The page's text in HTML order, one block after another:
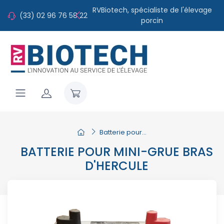
(33) 02 96 76 58 22
RVBiotech, spécialiste de l'élevage
porcin
Batterie pour...
BATTERIE POUR MINI-GRUE BRAS
D'HERCULE